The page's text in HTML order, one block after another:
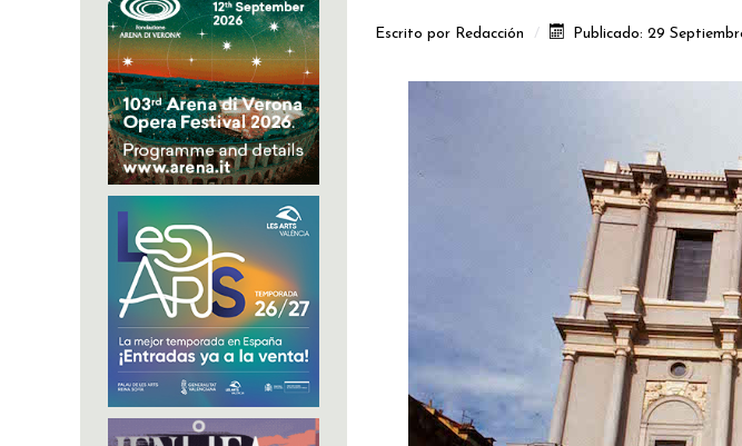
Escrito por Redacción Publicado: 29